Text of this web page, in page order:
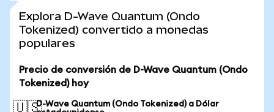
Explora D-Wave Quantum (Ondo
Tokenized) convertido a monedas
populares
Precio de conversión de D-Wave Quantum (Ondo
Tokenized) hoy
🇺🇸D-Wave Quantum (Ondo Tokenized) a Dólar